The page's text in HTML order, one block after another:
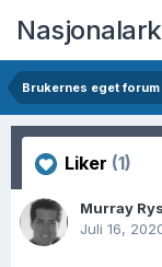
Brukernes eget forum
Liker (1)
Murray
Juli 16,